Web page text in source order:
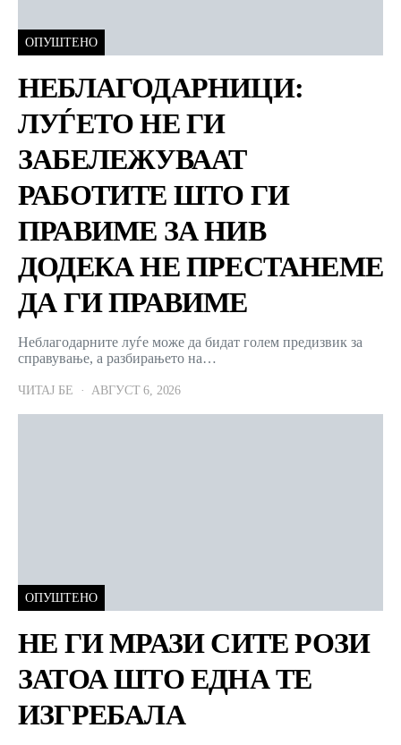
ОПУШТЕНО
НЕБЛАГОДАРНИЦИ:
ЛУЃЕТО НЕ ГИ
ЗАБЕЛЕЖУВААТ
РАБОТИТЕ ШТО ГИ
ПРАВИМЕ ЗА НИВ
ДОДЕКА НЕ ПРЕСТАНЕМЕ
ДА ГИ ПРАВИМЕ
Неблагодарните луѓе може да бидат голем предизвик за
справување, а разбирањето на…
ЧИТАЈ БЕ АВГУСТ 6, 2026
ОПУШТЕНО
НЕ ГИ МРАЗИ СИТЕ РОЗИ
ЗАТОА ШТО ЕДНА ТЕ
ИЗГРЕБАЛА